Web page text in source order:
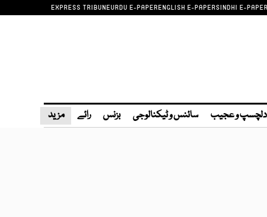
EXPRESS TRIBUNEURDU E-PAPERENGLISH E-PAPERSINDHI E-PAPER
دلچسپ و عجیب سائنس و ٹیکنالوجی بزنس رائے مزید